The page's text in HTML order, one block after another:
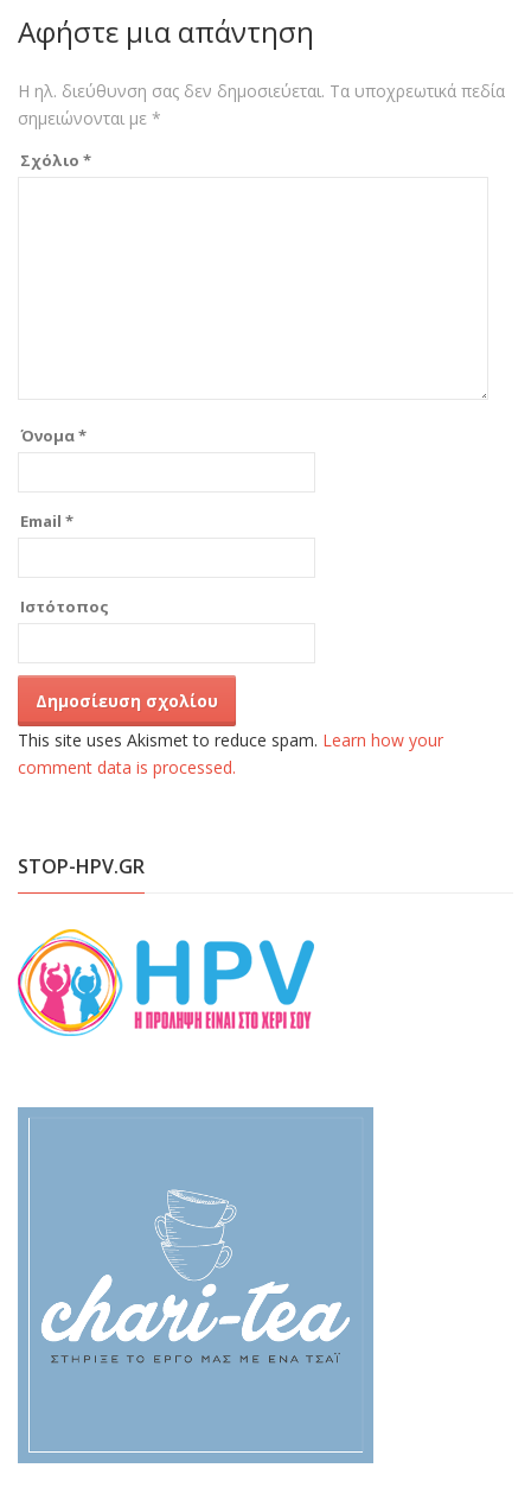
Αφήστε μια απάντηση
Η ηλ. διεύθυνση σας δεν δημοσιεύεται. Τα υποχρεωτικά πεδία
σημειώνονται με *
Σχόλιο *
Όνομα*
Email *
Ιστότοπος
This site uses Akismet to reduce spam. Learn how your
comment data is processed.
STOP-HPV.GR